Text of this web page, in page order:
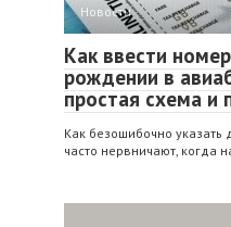
Новости
Как ввести
рождении в
простая схема и
Как безошибочно
часто нервничают, когда